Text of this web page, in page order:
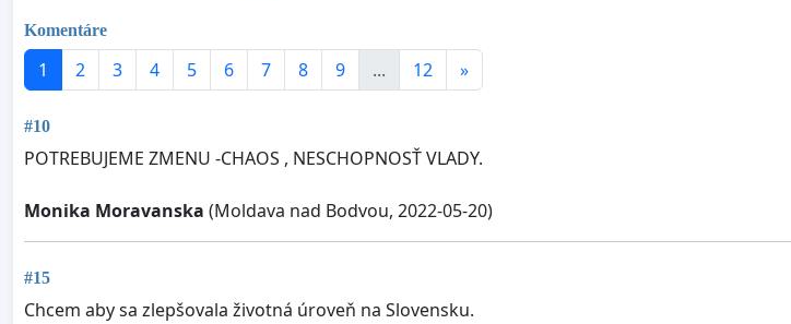
Komentáre
1 2 3 4 5 6 7 8 9 ... 12 »
#10
POTREBUJEME ZMENU -CHAOS , NESCHOPNOSŤ VLADY.
Monika Moravanska (Moldava nad Bodvou, 2022-05-20)
#15
Chcem aby sa zlepšovala životná úroveň na Slovensku.